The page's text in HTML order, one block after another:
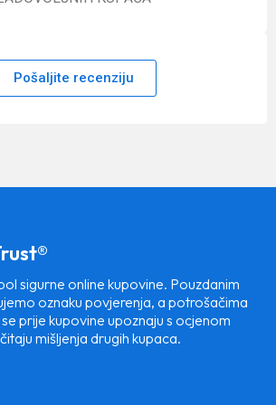
Pošaljite recenziju
sigurne online kupovine. Pouzdanim
oznaku povjerenja, a potrošačima
prije kupovine upoznaju s ocjenom
mišljenja drugih kupaca.